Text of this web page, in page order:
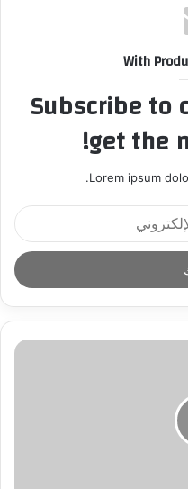
With
Subscribe to
get the
Lorem ipsum